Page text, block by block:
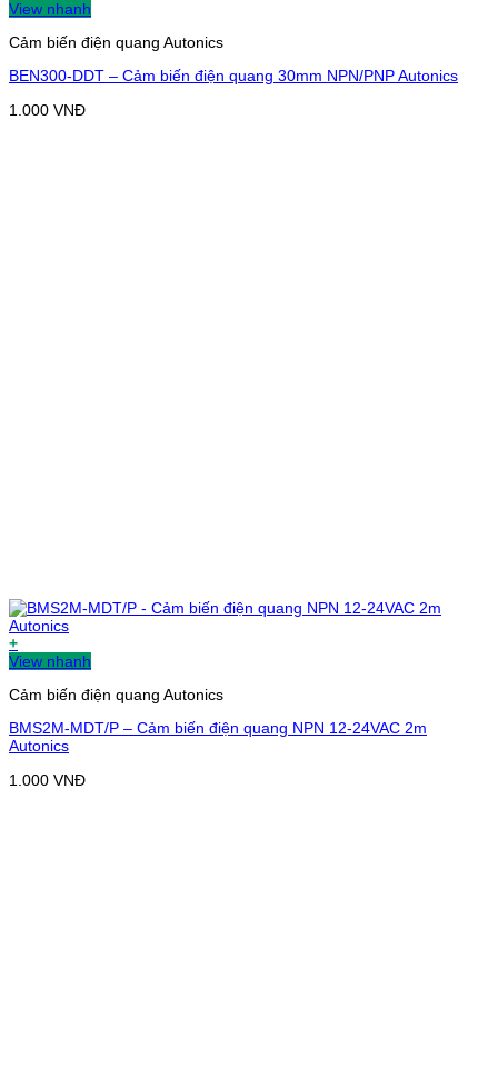
View nhanh
Cảm biến điện quang Autonics
BEN300-DDT – Cảm biến điện quang 30mm NPN/PNP Autonics
1.000 VNĐ
+
View nhanh
Cảm biến điện quang Autonics
BMS2M-MDT/P – Cảm biến điện quang NPN 12-24VAC 2m
Autonics
1.000 VNĐ